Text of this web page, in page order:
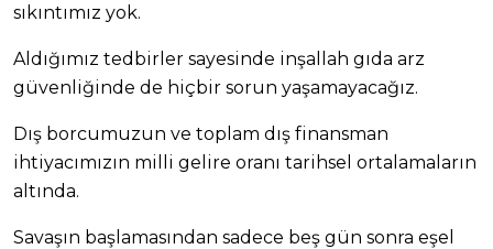
sıkıntımız yok.
Aldığımız tedbirler sayesinde inşallah gıda arz
güvenliğinde de hiçbir sorun yaşamayacağız.
Dış borcumuzun ve toplam dış finansman
ihtiyacımızın milli gelire oranı tarihsel ortalamaların
altında.
Savaşın başlamasından sadece beş gün sonra eşel